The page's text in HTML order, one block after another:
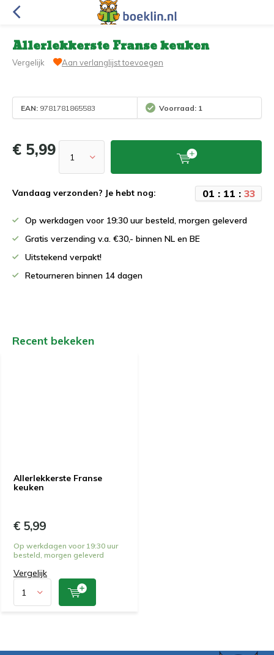
Allerlekkerste Franse keuken
Vergelijk Aan verlanglijst toevoegen
EAN: 9781781865583 Voorraad: 1
€ 5,99
Vandaag verzonden? Je hebt nog: 01 : 11 : 33
Op werkdagen voor 19:30 uur besteld, morgen geleverd
Gratis verzending v.a. €30,- binnen NL en BE
Uitstekend verpakt!
Retourneren binnen 14 dagen
Recent bekeken
Allerlekkerste Franse
keuken
€ 5,99
Op werkdagen voor 19:30 uur
besteld, morgen geleverd
Vergelijk